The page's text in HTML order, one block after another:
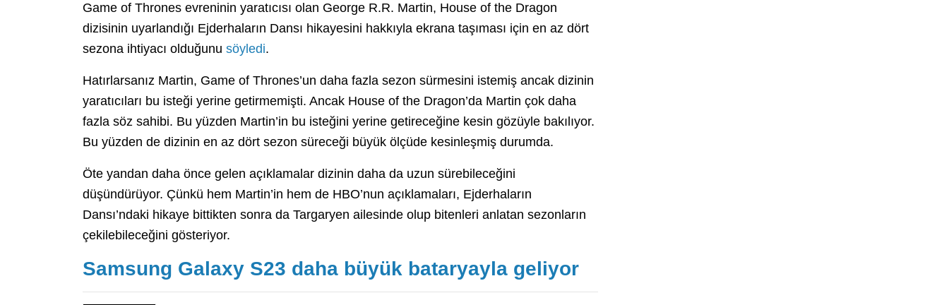
Game of Thrones evreninin yaratıcısı olan George R.R. Martin, House of the Dragon
dizisinin uyarlandığı Ejderhaların Dansı hikayesini hakkıyla ekrana taşıması için en az dört
sezona ihtiyacı olduğunu söyledi.
Hatırlarsanız Martin, Game of Thrones’un daha fazla sezon sürmesini istemiş ancak dizinin
yaratıcıları bu isteği yerine getirmemişti. Ancak House of the Dragon’da Martin çok daha
fazla söz sahibi. Bu yüzden Martin’in bu isteğini yerine getireceğine kesin gözüyle bakılıyor.
Bu yüzden de dizinin en az dört sezon süreceği büyük ölçüde kesinleşmiş durumda.
Öte yandan daha önce gelen açıklamalar dizinin daha da uzun sürebileceğini
düşündürüyor. Çünkü hem Martin’in hem de HBO’nun açıklamaları, Ejderhaların
Dansı’ndaki hikaye bittikten sonra da Targaryen ailesinde olup bitenleri anlatan sezonların
çekilebileceğini gösteriyor.
Samsung Galaxy S23 daha büyük bataryayla geliyor